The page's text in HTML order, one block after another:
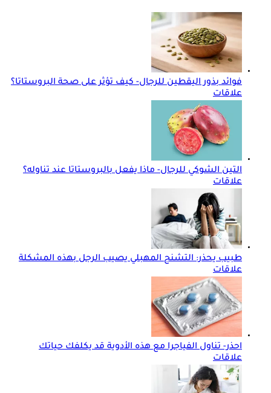
فوائد بذور اليقطين للرجال- كيف تؤثر على صحة البروستاتا؟
علاقات
التين الشوكي للرجال- ماذا يفعل بالبروستاتا عند تناوله؟
علاقات
طبيب يحذر: التشنج المهبلي يصيب الرجل بهذه المشكلة
علاقات
احذر- تناول الفياجرا مع هذه الأدوية قد يكلفك حياتك
علاقات